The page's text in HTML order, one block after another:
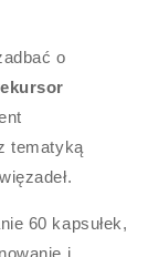
o
tematyką
60 kapsułek,
i